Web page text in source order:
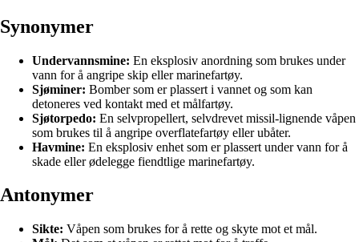
Synonymer
Undervannsmine: En eksplosiv anordning som brukes under
vann for å angripe skip eller marinefartøy.
Sjøminer: Bomber som er plassert i vannet og som kan
detoneres ved kontakt med et målfartøy.
Sjøtorpedo: En selvpropellert, selvdrevet missil-lignende våpen
som brukes til å angripe overflatefartøy eller ubåter.
Havmine: En eksplosiv enhet som er plassert under vann for å
skade eller ødelegge fiendtlige marinefartøy.
Antonymer
Sikte: Våpen som brukes for å rette og skyte mot et mål.